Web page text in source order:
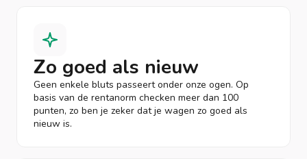
Zo goed als nieuw
Geen enkele bluts passeert onder onze ogen. Op
basis van de rentanorm checken meer dan 100
punten, zo ben je zeker dat je wagen zo goed als
nieuw is.